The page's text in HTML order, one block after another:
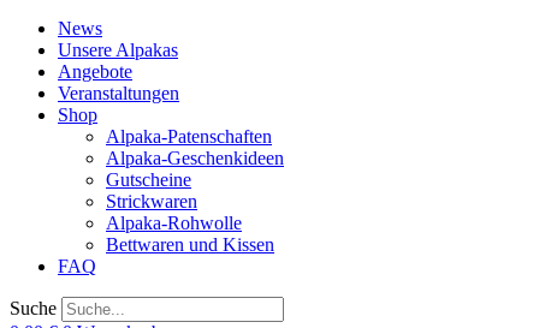
News
Unsere Alpakas
Angebote
Veranstaltungen
Shop
Alpaka-Patenschaften
Alpaka-Geschenkideen
Gutscheine
Strickwaren
Alpaka-Rohwolle
Bettwaren und Kissen
FAQ
Suche